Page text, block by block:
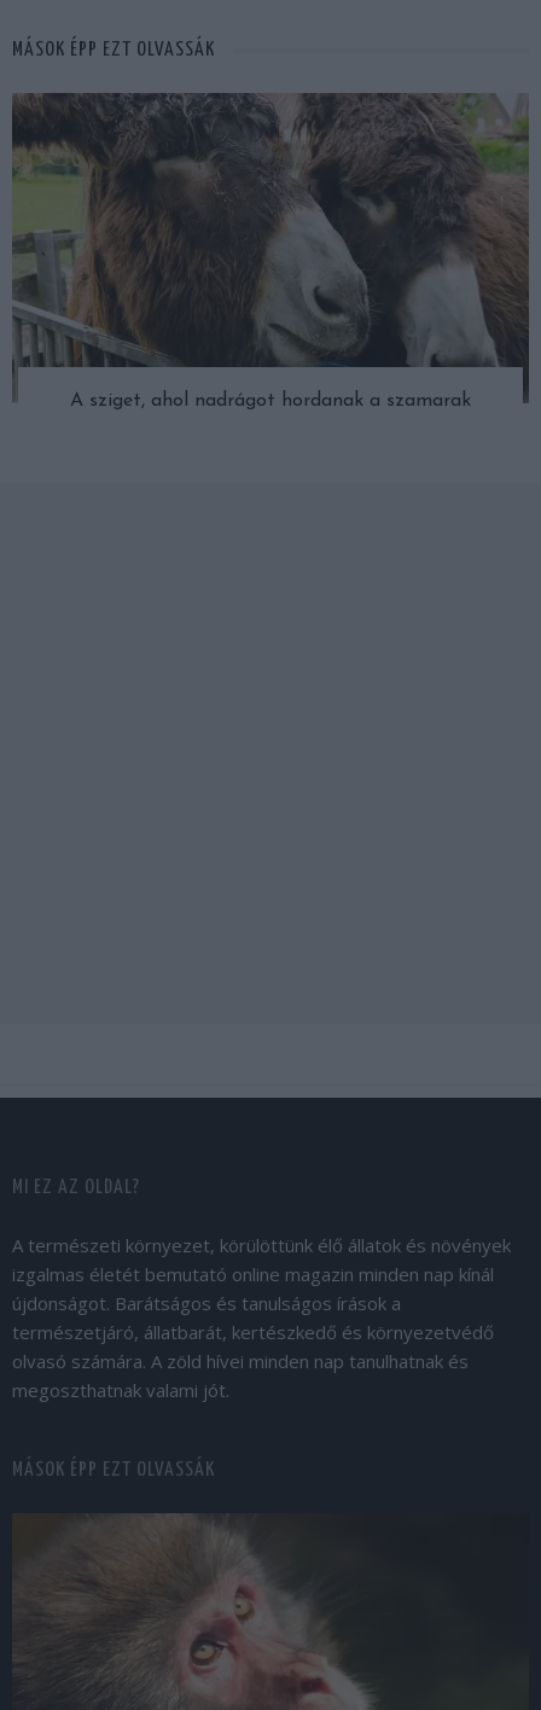
MÁSOK ÉPP EZT OLVASSÁK
A sziget, ahol nadrágot hordanak a szamarak
MI EZ AZ OLDAL?
A természeti környezet, körülöttünk élő állatok és növények
izgalmas életét bemutató online magazin minden nap kínál
újdonságot. Barátságos és tanulságos írások a
természetjáró, állatbarát, kertészkedő és környezetvédő
olvasó számára. A zöld hívei minden nap tanulhatnak és
megoszthatnak valami jót.
MÁSOK ÉPP EZT OLVASSÁK